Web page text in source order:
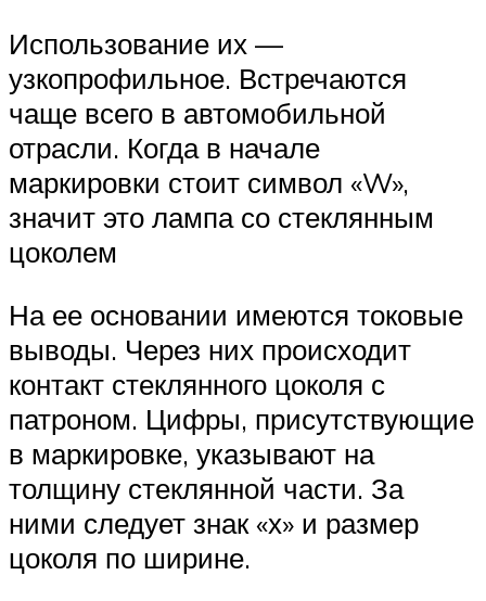
Использование их —
узкопрофильное. Встречаются
чаще всего в автомобильной
отрасли. Когда в начале
маркировки стоит символ «W»,
значит это лампа со стеклянным
цоколем
На ее основании имеются токовые
выводы. Через них происходит
контакт стеклянного цоколя с
патроном. Цифры, присутствующие
в маркировке, указывают на
толщину стеклянной части. За
ними следует знак «х» и размер
цоколя по ширине.